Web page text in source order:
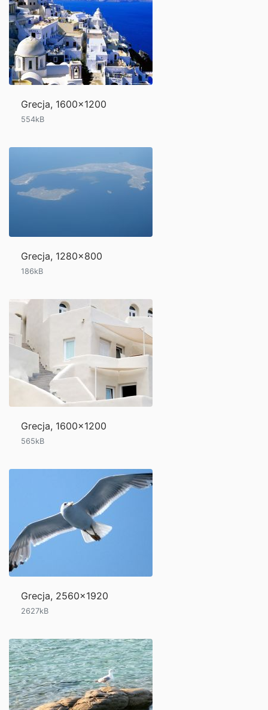
Grecja, 1600x1200
554kB
Grecja, 1280x800
186kB
Grecja, 1600x1200
565kB
Grecja, 2560x1920
2627kB